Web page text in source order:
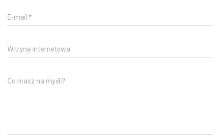
E-mail *
Witryna internetowa
Co masz na myśli?